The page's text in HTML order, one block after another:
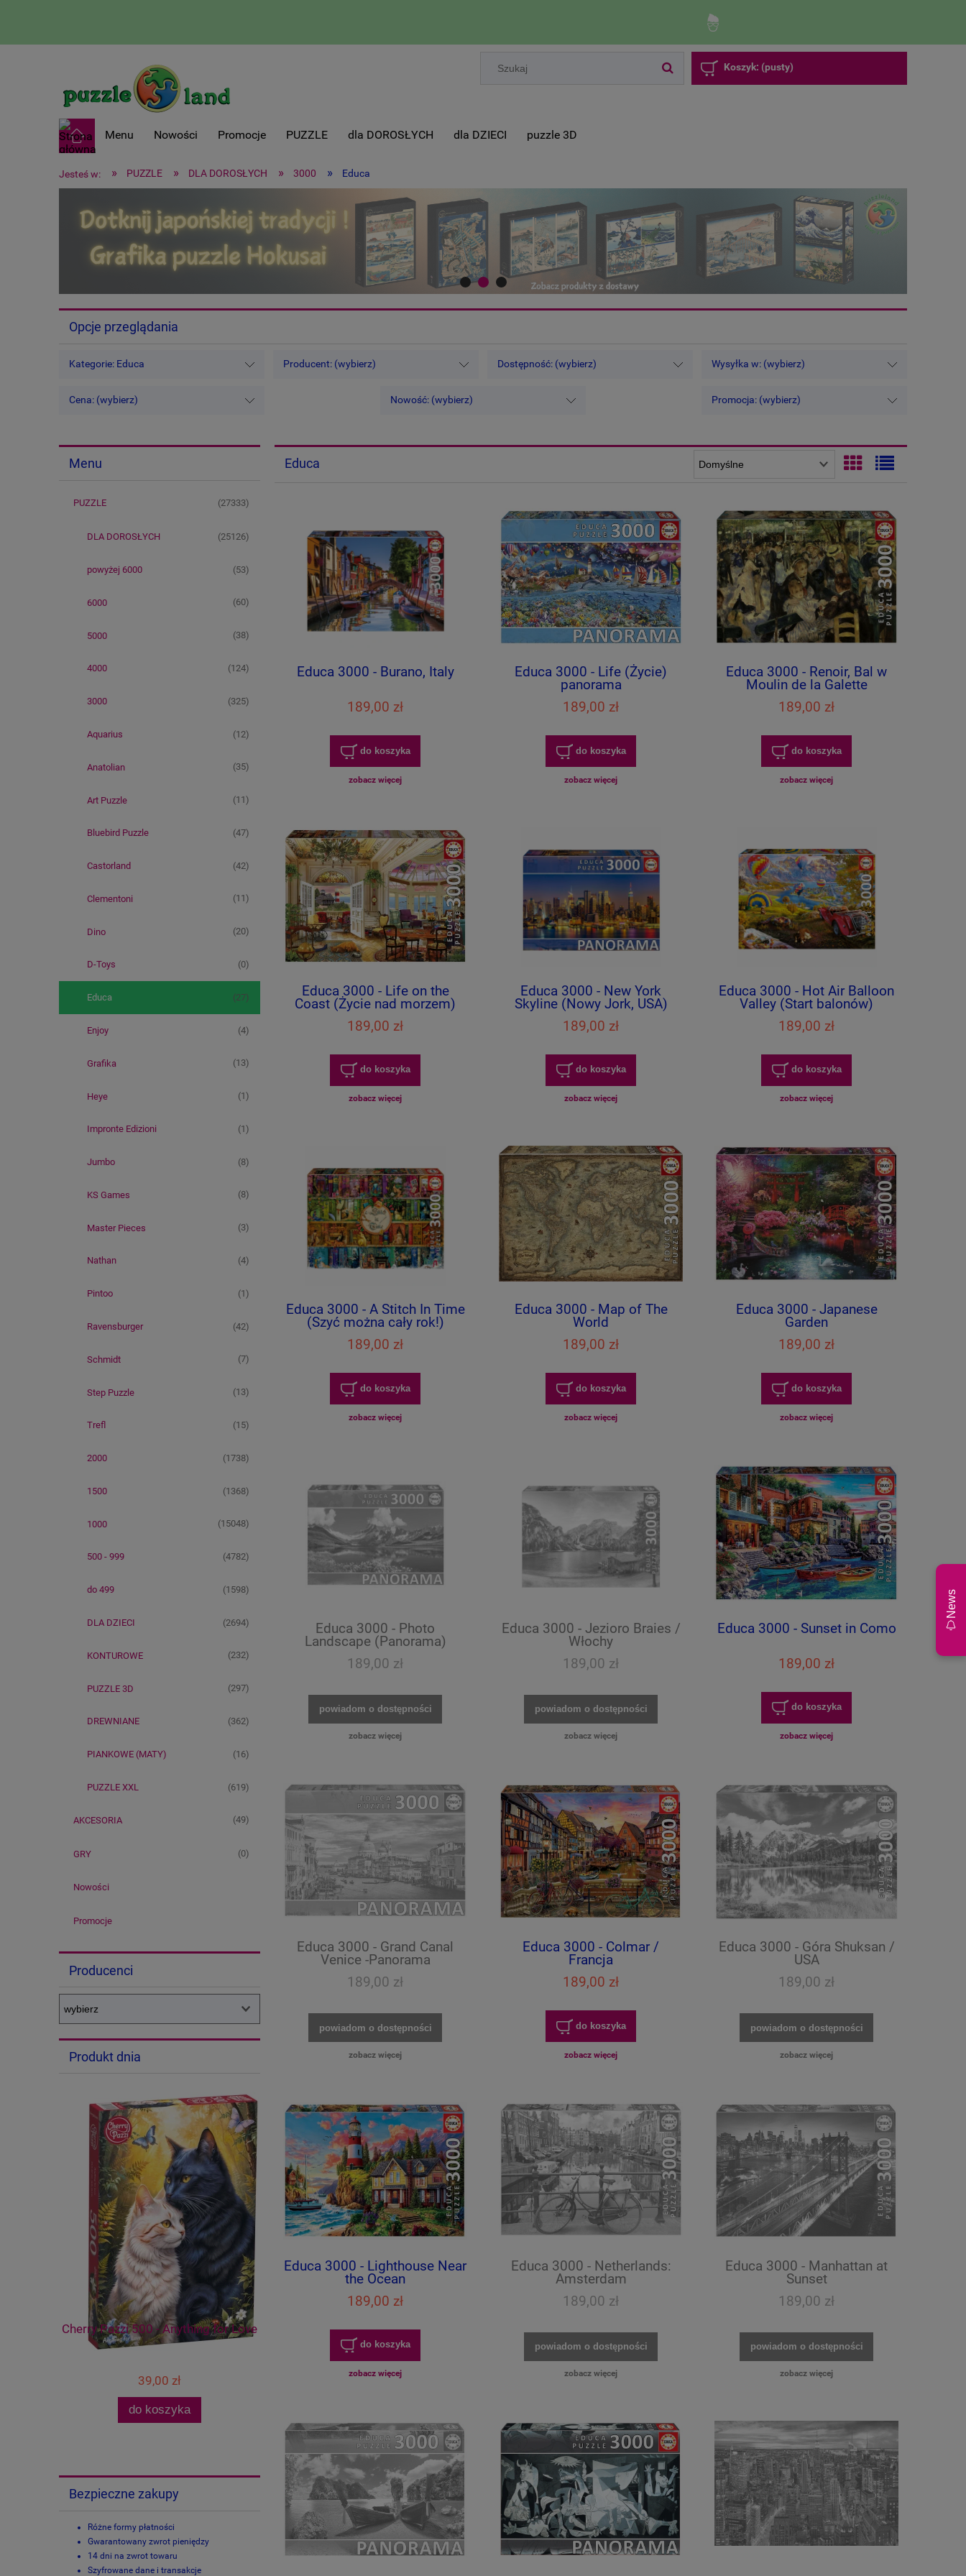
Koszyk: (pusty)
Menu Nowości Promocje PUZZLE dla DOROSŁYCH dla DZIECI puzzle 3D
Jesteś w: » PUZZLE » DLA DOROSŁYCH » 3000 » Educa
Opcje przeglądania
Kategorie: Educa Producent: (wybierz) Dostępność: (wybierz) Wysyłka w: (wybierz)
Cena: (wybierz) Nowość: (wybierz) Promocja: (wybierz)
Menu
PUZZLE (27333)
DLA DOROSŁYCH (25126)
powyżej 6000 (53)
6000 (60)
5000 (38)
4000 (124)
3000 (325)
Aquarius (12)
Anatolian (35)
Art Puzzle (11)
Bluebird Puzzle (47)
Castorland (42)
Clementoni (11)
Dino (20)
D-Toys (0)
Educa (27)
Enjoy (4)
Grafika (13)
Heye (1)
Impronte Edizioni (1)
Jumbo (8)
KS Games (8)
Master Pieces (3)
Nathan (4)
Pintoo (1)
Ravensburger (42)
Schmidt (7)
Step Puzzle (13)
Trefl (15)
2000 (1738)
1500 (1368)
1000 (15048)
500 - 999 (4782)
do 499 (1598)
DLA DZIECI (2694)
KONTUROWE (232)
PUZZLE 3D (297)
DREWNIANE (362)
PIANKOWE (MATY) (16)
PUZZLE XXL (619)
AKCESORIA (49)
GRY (0)
Nowości
Promocje
Producenci
Produkt dnia
Cherry Pazzi 500 - Anything for Love
39,00 zł
do koszyka
Castorland 1000 - Happy Dogs In
The Countryside
42,00 zł
Nature Collection
64,00 zł 64,00 zł
Bezpieczne zakupy
Różne formy płatności
Gwarantowany zwrot pieniędzy
14 dni na zwrot towaru
Szyfrowane dane i transakcje
Educa
Educa 3000 - Burano, Italy
189,00 zł
do koszyka
zobacz więcej
Educa 3000 - Life (Życie)
panorama
189,00 zł
do koszyka
zobacz więcej
Educa 3000 - Renoir, Bal w
Moulin de la Galette
189,00 zł
do koszyka
zobacz więcej
Educa 3000 - Life on the
Coast (Życie nad morzem)
189,00 zł
do koszyka
zobacz więcej
Educa 3000 - New York
Skyline (Nowy Jork, USA)
189,00 zł
do koszyka
zobacz więcej
Educa 3000 - Hot Air Balloon
Valley (Start balonów)
189,00 zł
do koszyka
zobacz więcej
Educa 3000 - A Stitch In Time
(Szyć można cały rok!)
189,00 zł
do koszyka
zobacz więcej
Educa 3000 - Map of The
World
189,00 zł
do koszyka
zobacz więcej
Educa 3000 - Japanese
Garden
189,00 zł
do koszyka
zobacz więcej
Educa 3000 - Photo
Landscape (Panorama)
189,00 zł
powiadom o dostępności
zobacz więcej
Educa 3000 - Jezioro Braies /
Włochy
189,00 zł
powiadom o dostępności
zobacz więcej
Educa 3000 - Sunset in Como
189,00 zł
do koszyka
zobacz więcej
Educa 3000 - Grand Canal
Venice -Panorama
189,00 zł
powiadom o dostępności
zobacz więcej
Educa 3000 - Colmar /
Francja
189,00 zł
do koszyka
zobacz więcej
Educa 3000 - Góra Shuksan /
USA
189,00 zł
powiadom o dostępności
zobacz więcej
Educa 3000 - Lighthouse Near
the Ocean
189,00 zł
do koszyka
zobacz więcej
Educa 3000 - Netherlands:
Amsterdam
189,00 zł
powiadom o dostępności
zobacz więcej
Educa 3000 - Manhattan at
Sunset
189,00 zł
powiadom o dostępności
zobacz więcej
News